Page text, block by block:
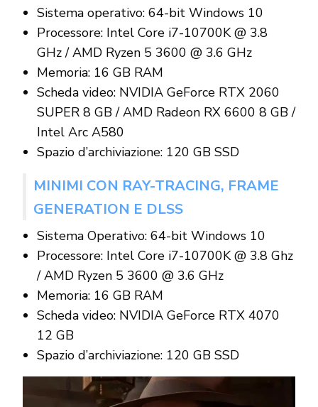
Sistema operativo: 64-bit Windows 10
Processore: Intel Core i7-10700K @ 3.8
GHz / AMD Ryzen 5 3600 @ 3.6 GHz
Memoria: 16 GB RAM
Scheda video: NVIDIA GeForce RTX 2060
SUPER 8 GB / AMD Radeon RX 6600 8 GB /
Intel Arc A580
Spazio d’archiviazione: 120 GB SSD
MINIMI CON RAY-TRACING, FRAME
GENERATION E DLSS
Sistema Operativo: 64-bit Windows 10
Processore: Intel Core i7-10700K @ 3.8 Ghz
/ AMD Ryzen 5 3600 @ 3.6 GHz
Memoria: 16 GB RAM
Scheda video: NVIDIA GeForce RTX 4070
12 GB
Spazio d’archiviazione: 120 GB SSD